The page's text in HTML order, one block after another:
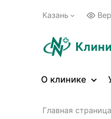
Казань
О клинике
Главная страница